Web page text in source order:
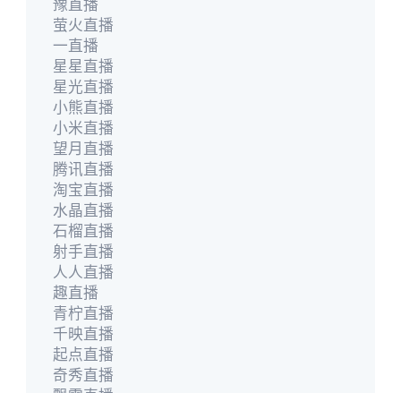
萤火直播
一直播
星星直播
星光直播
小熊直播
小米直播
望月直播
腾讯直播
淘宝直播
水晶直播
石榴直播
射手直播
人人直播
趣直播
青柠直播
千映直播
起点直播
奇秀直播